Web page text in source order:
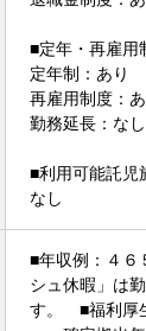
■定年・再雇用
定年制：あり
再雇用制度：
勤務延長：なし
■利用可能託児
なし
■年収例：４
シュ休暇」は
す。 ■福利厚